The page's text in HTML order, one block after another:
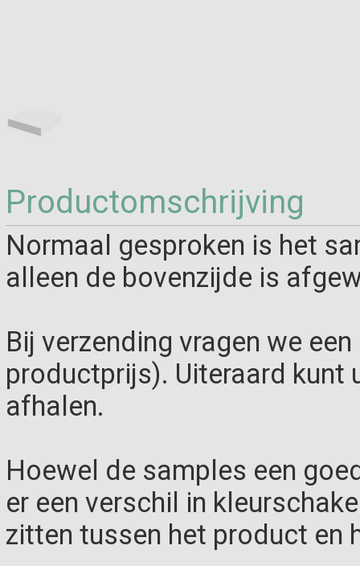
Productomschrijving
Normaal gesproken is het
alleen de bovenzijde is
Bij verzending vragen we
productprijs). Uiteraard kunt
afhalen.
Hoewel de samples een
er een verschil in
zitten tussen het product en